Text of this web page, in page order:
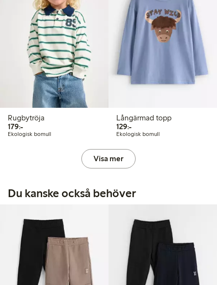
Rugbytröja
179:-179,00 kr
Ekologisk bomull
Långärmad topp
129:-129,00 kr
Ekologisk bomull
Visa mer
Du kanske också behöver